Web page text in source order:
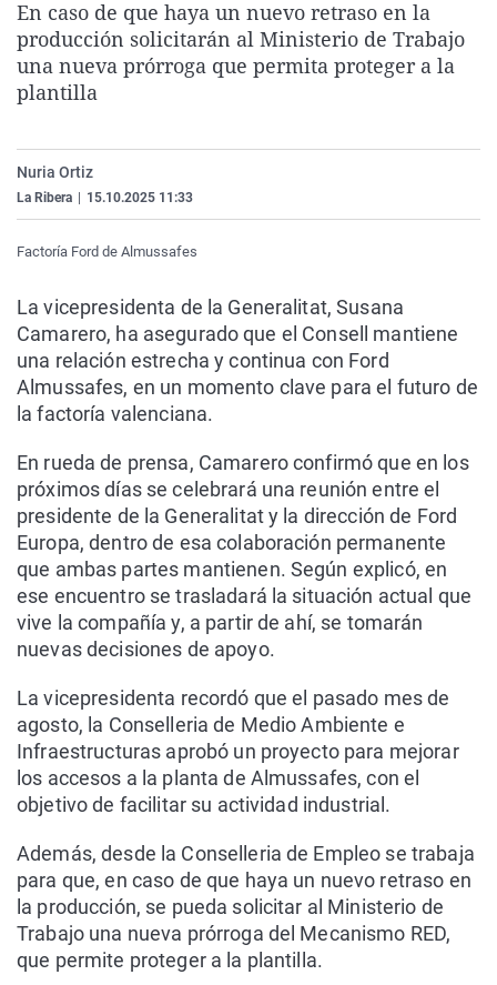
La rosa de los vientos
Gente viajera
Caso
Retornados
Extremadura
Galicia
Virales
Televisión
En caso de que haya un nuevo retraso en la
producción solicitarán al Ministerio de Trabajo
una nueva prórroga que permita proteger a la
plantilla
Nuria Ortiz
La Ribera 15.10.2025 11:33
Factoría Ford de Almussafes
La vicepresidenta de la Generalitat, Susana
Camarero, ha asegurado que el Consell mantiene
una relación estrecha y continua con Ford
Almussafes, en un momento clave para el futuro de
la factoría valenciana.
En rueda de prensa, Camarero confirmó que en los
próximos días se celebrará una reunión entre el
presidente de la Generalitat y la dirección de Ford
Europa, dentro de esa colaboración permanente
que ambas partes mantienen. Según explicó, en
ese encuentro se trasladará la situación actual que
vive la compañía y, a partir de ahí, se tomarán
nuevas decisiones de apoyo.
La vicepresidenta recordó que el pasado mes de
agosto, la Conselleria de Medio Ambiente e
Infraestructuras aprobó un proyecto para mejorar
los accesos a la planta de Almussafes, con el
objetivo de facilitar su actividad industrial.
Además, desde la Conselleria de Empleo se trabaja
para que, en caso de que haya un nuevo retraso en
la producción, se pueda solicitar al Ministerio de
Trabajo una nueva prórroga del Mecanismo RED,
que permite proteger a la plantilla.